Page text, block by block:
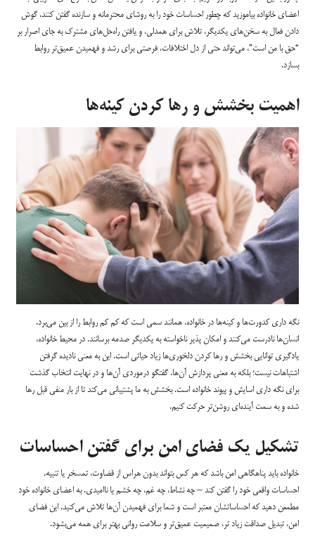
اعضای خانواده بیاموزید که چطور احساسات خود را به روشای محترمانه و سازنده گفتن کنند. گوش
دادن فعال به سخن‌های یکدیگر، تلاش برای همدلی، و یافتن راه‌حل‌های مشترک به جای اصرار بر
“حق با من است”، می‌تواند حتی از دل اختلافات، فرصتی برای رشد و فهمیدن عمیق‌تر روابط
بسازد.
اهمیت بخشش و رها کردن کینه‌ها
نگه داری کدورت‌ها و کینه‌ها در خانواده، همانند سمی است که کم کم روابط را از بین می‌برد.
انسان‌ها نادرست می‌کنند و امکان پذیر ناخواسته به یکدیگر صدمه برسانند. در محیط خانواده،
یادگیری توانایی بخشش و رها کردن دلخوری‌ها زیاد حیاتی است. این به معنی نادیده گرفتن
اشتباهات نیست؛ بلکه به معنی پردازش آن‌ها، گفتگو درمورد‌ی آن‌ها و در نهایت انتخاب گذشت
برای نگه داری اسایش و پیوند خانواده است. بخشش به ما پشتیبانی می‌کند تا از بار منفی قبل رها
شده و به سمت آینده‌ای روشن‌تر حرکت کنیم.
تشکیل یک فضای امن برای گفتن احساسات
خانواده باید پناهگاهی امن باشد که هر کس بتواند بدون هراس از قضاوت، تمسخر یا تنبیه،
احساسات واقعی خود را گفتن کند – چه نشاط، چه غم، چه خشم یا ناامیدی. به اعضای خانواده خود
مطمعن دهید که احساساتشان معتبر است و شما برای فهمیدن آن‌ها تلاش می‌کنید. این فضای
امن، تبدیل صداقت زیاد تر، صمیمیت عمیق‌تر و سلامت روانی بهتر برای همه می‌بشود.